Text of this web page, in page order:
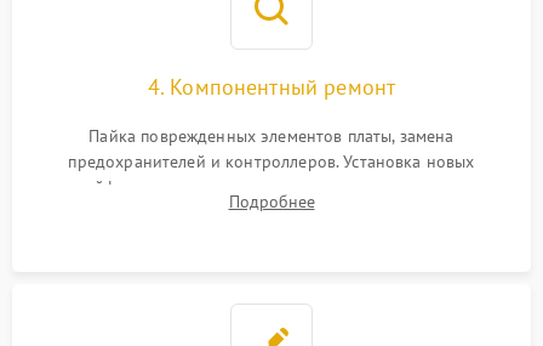
4. Компонентный ремонт
Пайка поврежденных элементов платы, замена
предохранителей и контроллеров. Установка новых
шлейфов, дисплея, механизма затвора или двигателя
автофокуса. Восстановление геометрии тубуса объектива
Подробнее